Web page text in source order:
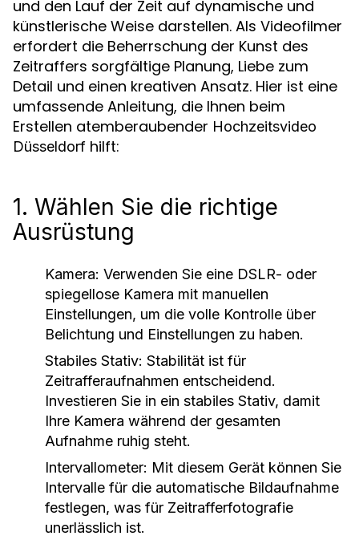
und den Lauf der Zeit auf dynamische und
künstlerische Weise darstellen. Als Videofilmer
erfordert die Beherrschung der Kunst des
Zeitraffers sorgfältige Planung, Liebe zum
Detail und einen kreativen Ansatz. Hier ist eine
umfassende Anleitung, die Ihnen beim
Erstellen atemberaubender Hochzeitsvideo
Düsseldorf hilft:
1. Wählen Sie die richtige
Ausrüstung
Kamera: Verwenden Sie eine DSLR- oder
spiegellose Kamera mit manuellen
Einstellungen, um die volle Kontrolle über
Belichtung und Einstellungen zu haben.
Stabiles Stativ: Stabilität ist für
Zeitrafferaufnahmen entscheidend.
Investieren Sie in ein stabiles Stativ, damit
Ihre Kamera während der gesamten
Aufnahme ruhig steht.
Intervallometer: Mit diesem Gerät können Sie
Intervalle für die automatische Bildaufnahme
festlegen, was für Zeitrafferfotografie
unerlässlich ist.